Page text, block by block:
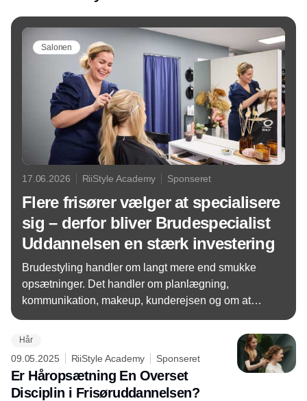
Salonen
17.06.2026 RiiStyle Academy Sponseret
Flere frisører vælger at specialisere
sig – derfor bliver Brudespecialist
Uddannelsen en stærk investering
Brudestyling handler om langt mere end smukke
opsætninger. Det handler om planlægning,
kommunikation, makeup, kunderejsen og om at
RiiStyle Academy har udviklet Danmarks eneste
specialiserede Brudespecialist-uddannelse, der
giver frisører kompetencerne til at løfte både
kvaliteten, selvtilliden og forretningen.
Hår
09.05.2025 RiiStyle Academy Sponseret
Er Håropsætning En Overset
Disciplin i Frisøruddannelsen?